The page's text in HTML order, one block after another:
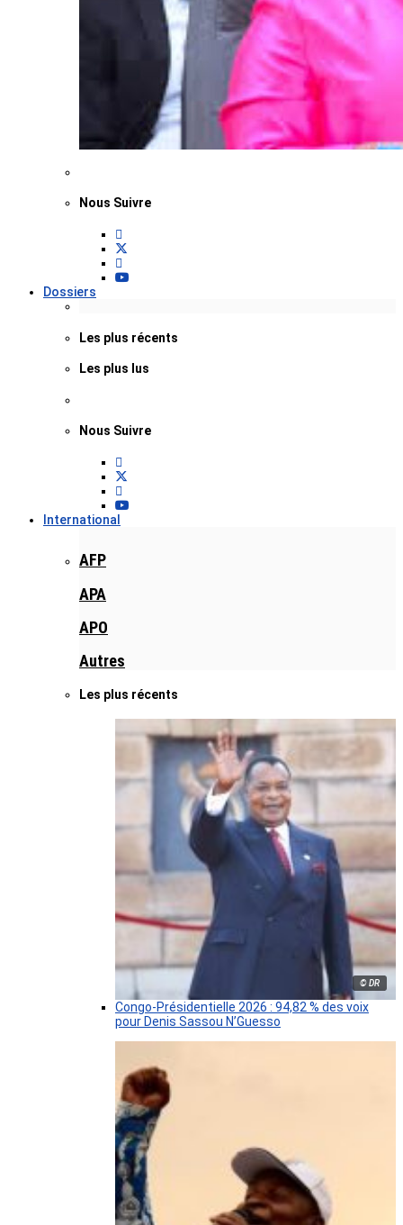
Nous Suivre
Dossiers
Les plus récents
Les plus lus
Nous Suivre
International
AFP
APA
APO
Autres
Les plus récents
© DR
Congo-Présidentielle 2026 : 94,82 % des voix
pour Denis Sassou N’Guesso